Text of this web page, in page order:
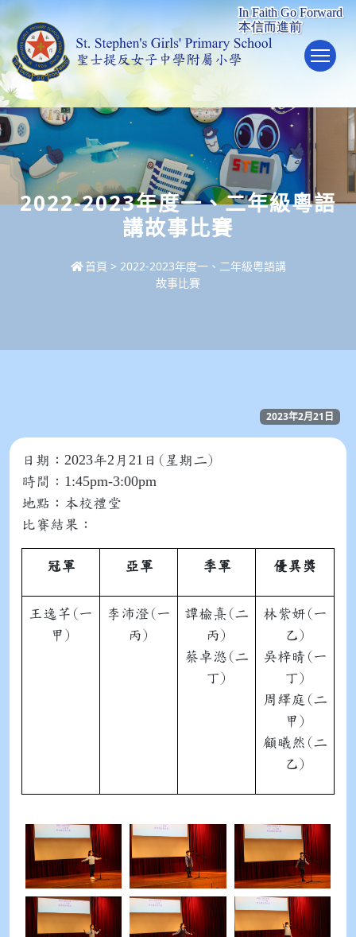
2022-2023年度一、二年級粵語
講故事比賽
首頁 > 2022-2023年度一、二年級粵語講
故事比賽
2023年2月21日
日期： 2023年2 月 21 日(星期二)
時間： 1:45pm-3:00pm
地點：本校禮堂
比賽結果：
冠軍 亞軍 季軍 優異獎
王逸芊(一
甲)
李沛澄(一
丙)
譚楡熹(二
丙)
蔡卓滺(二
丁)
林紫妍(一
乙)
吳梓晴(一
丁)
周繹庭(二
甲)
顧曦然(二
乙)